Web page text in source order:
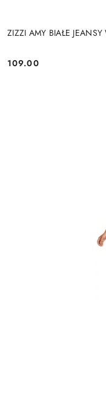
ZIZZI AMY BIAŁE
Cena:
109.00